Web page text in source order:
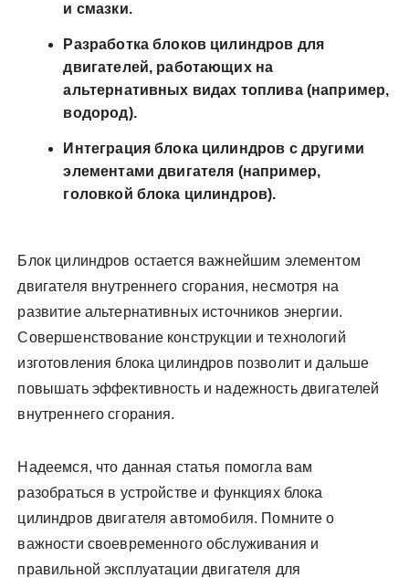
и смазки.
Разработка блоков цилиндров для
двигателей, работающих на
альтернативных видах топлива (например,
водород).
Интеграция блока цилиндров с другими
элементами двигателя (например,
головкой блока цилиндров).
Блок цилиндров остается важнейшим элементом
двигателя внутреннего сгорания, несмотря на
развитие альтернативных источников энергии.
Совершенствование конструкции и технологий
изготовления блока цилиндров позволит и дальше
повышать эффективность и надежность двигателей
внутреннего сгорания.
Надеемся, что данная статья помогла вам
разобраться в устройстве и функциях блока
цилиндров двигателя автомобиля. Помните о
важности своевременного обслуживания и
правильной эксплуатации двигателя для